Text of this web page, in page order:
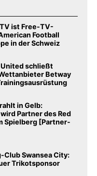
ist Free-TV-
Football
in der Schweiz
schließt
Betway
in Gelb:
Partner des Red
Spielberg [Partner-
Club Swansea City:
Trikotsponsor